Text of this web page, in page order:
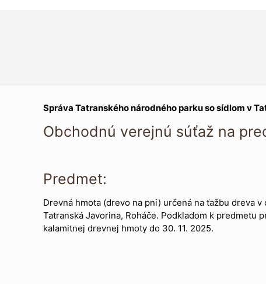
Správa Tatranského národného parku so sídlom v
Obchodnú verejnú súťaž na
Predmet:
Drevná hmota (drevo na pni) určená na ťažbu dreva
Tatranská Javorina, Roháče. Podkladom k predmetu
kalamitnej drevnej hmoty do 30. 11. 2025.